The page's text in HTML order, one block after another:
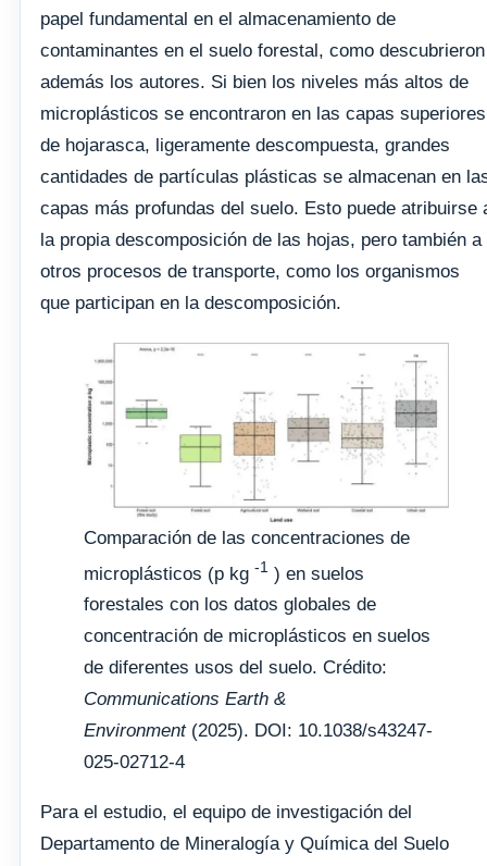
papel fundamental en el almacenamiento de
contaminantes en el suelo forestal, como descubrieron
además los autores. Si bien los niveles más altos de
microplásticos se encontraron en las capas superiores
de hojarasca, ligeramente descompuesta, grandes
cantidades de partículas plásticas se almacenan en
capas más profundas del suelo. Esto puede atribuirse
la propia descomposición de las hojas, pero también a
otros procesos de transporte, como los organismos
que participan en la descomposición.
Comparación de las concentraciones de
microplásticos (p kg -1 ) en suelos
forestales con los datos globales de
concentración de microplásticos en suelos
de diferentes usos del suelo. Crédito:
Communications Earth &
Environment(2025). DOI: 10.1038/s43247-
025-02712-4
Para el estudio, el equipo de investigación del
Departamento de Mineralogía y Química del Suelo